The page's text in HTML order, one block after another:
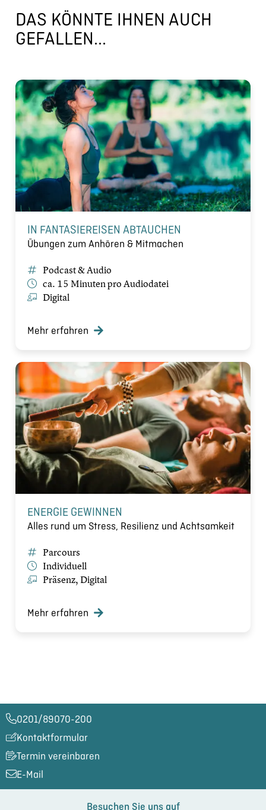
DAS KÖNNTE IHNEN AUCH
GEFALLEN...
IN FANTASIEREISEN ABTAUCHEN
Übungen zum Anhören & Mitmachen
Podcast & Audio
ca. 15 Minuten pro Audiodatei
Digital
Mehr erfahren
ENERGIE GEWINNEN
Alles rund um Stress, Resilienz und Achtsamkeit
Parcours
Individuell
Präsenz, Digital
Mehr erfahren
0201/89070-200​
Kontaktformular
Termin vereinbaren
E-Mail
Besuchen Sie uns auf